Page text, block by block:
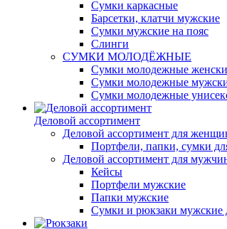
Сумки каркасные
Барсетки, клатчи мужские
Сумки мужские на пояс
Слинги
СУМКИ МОЛОДЁЖНЫЕ
Сумки молодежные
Сумки молодежные
Сумки молодежные
Деловой ассортимент
Деловой ассортимент для
Портфели, папки, сумки
Деловой ассортимент для
Кейсы
Портфели мужские
Папки мужские
Сумки и рюкзаки мужские